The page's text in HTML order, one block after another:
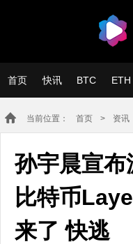
首页 快讯 BTC ETH
当前位置： 首页 > 资讯
孙宇晨宣
比特币
来了 快逃